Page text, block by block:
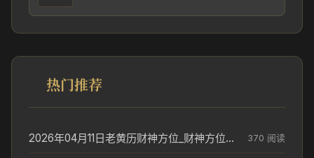
热门推荐
2026年04月11日老黄历财神方位_财神方位与供奉讲究 370 阅读